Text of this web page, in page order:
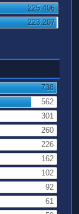
225.406
223.207
738
562
301
260
226
162
102
92
61